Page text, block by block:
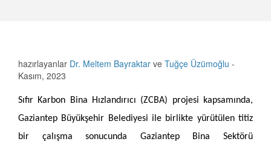
hazırlayanlar Dr. Meltem Bayraktar ve Tuğçe Üzümoğlu -
Kasım, 2023
Sıfır Karbon Bina Hızlandırıcı (ZCBA) projesi kapsamında,
Gaziantep Büyükşehir Belediyesi ile birlikte yürütülen titiz
bir çalışma sonucunda Gaziantep Bina Sektörü